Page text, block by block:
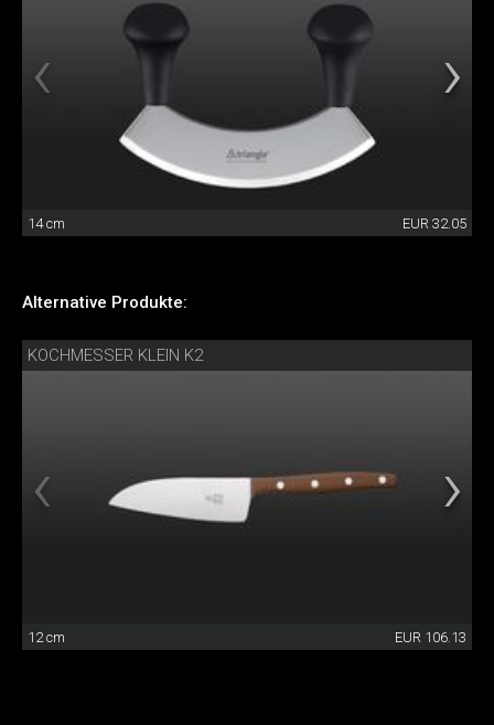
14 cm EUR 32.05
Alternative Produkte:
KOCHMESSER KLEIN K2
12 cm EUR 106.13